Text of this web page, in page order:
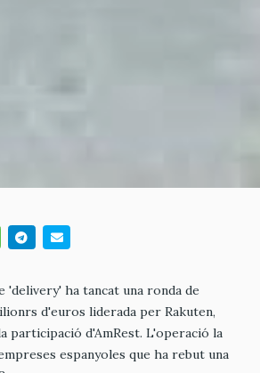
'delivery' ha tancat una ronda de
d'euros liderada per Rakuten,
participació d'AmRest. L'operació la
espanyoles que ha rebut una